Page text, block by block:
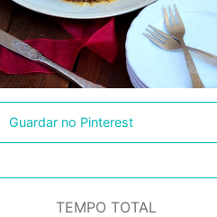
Guardar no Pinterest
TEMPO TOTAL